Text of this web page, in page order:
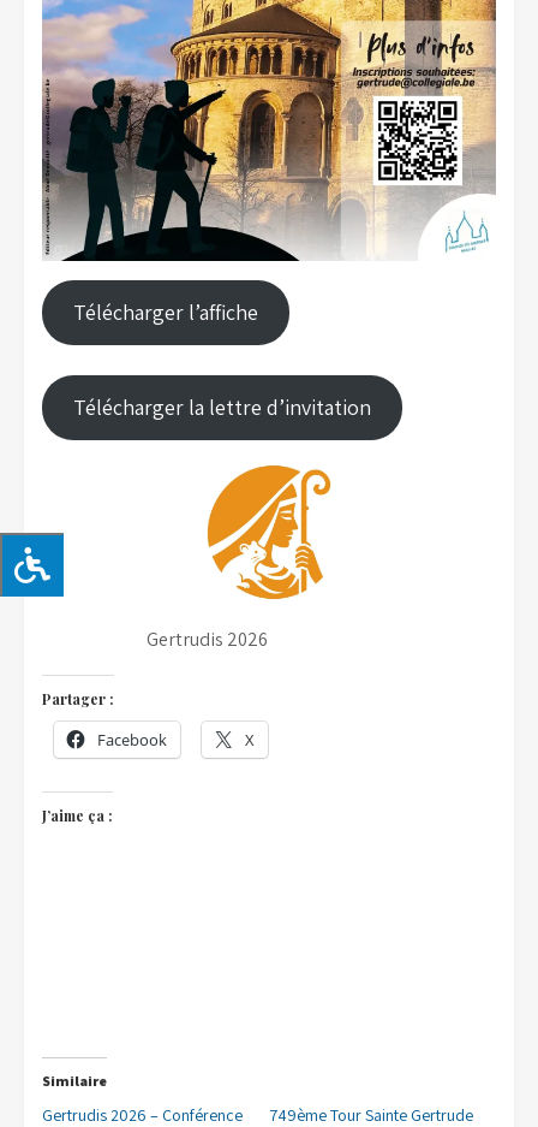
Télécharger l’affiche
Télécharger la lettre d’invitation
Gertrudis 2026
Partager :
Facebook X
J’aime ça :
Similaire
Gertrudis 2026 – Conférence
749ème Tour Sainte Gertrude